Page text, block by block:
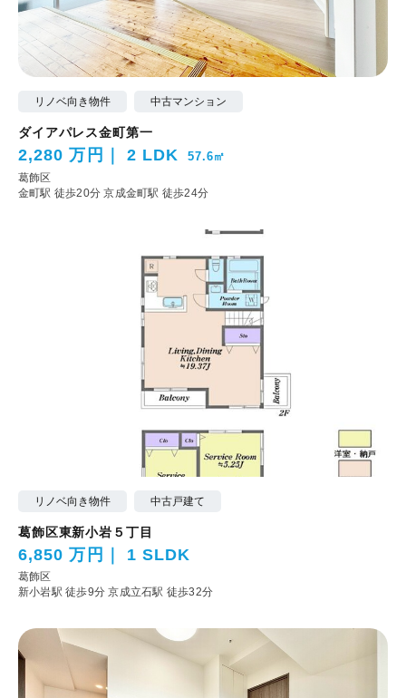
リノベ向き物件 中古マンション
ダイアパレス金町第一
2,280 万円 2 LDK 57.6㎡
葛飾区
金町駅 徒歩20分京成金町駅 徒歩24分
リノベ向き物件 中古戸建て
葛飾区東新小岩５丁目
6,850 万円 1 SLDK
葛飾区
新小岩駅 徒歩9分京成立石駅 徒歩32分